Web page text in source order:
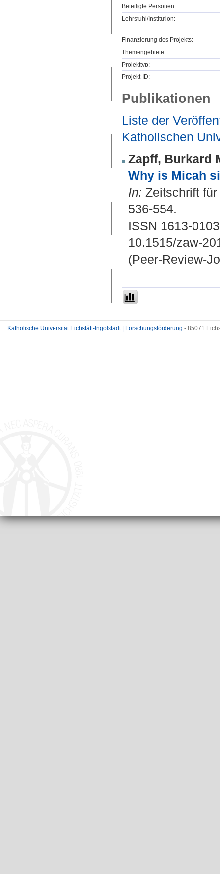
Beteiligte Personen:
Lehrstuhl/Institution:
Finanzierung des Projekts:
Themengebiete:
Projekttyp:
Projekt-ID:
Publikationen
Liste der
Katholischen
Zapff, Burkard
Why is Micah
In: Zeitschrift
536-554.
ISSN 1613-
10.1515/zaw-
(Peer-Review-
Katholische Universität Eichstätt-Ingolstadt | Forschungsförderung - 85071